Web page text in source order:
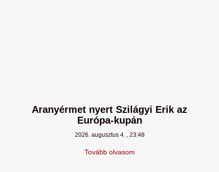
Aranyérmet nyert Szilágyi Erik az
Európa-kupán
2026. augusztus 4. 23:48
Tovább olvasom